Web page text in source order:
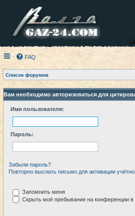
FAQ
Список форумов
Вам необходимо авторизоваться для
Имя пользователя:
Пароль:
Забыли пароль?
Повторно выслать письмо для активации
Запомнить меня
Скрыть моё пребывание на конференции в